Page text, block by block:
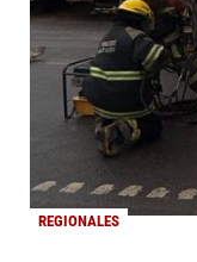
REGIONALES